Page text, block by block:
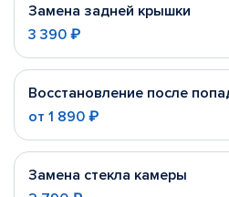
Замена задней крышки
3 390 ₽
Восстановление после
от 1 890 ₽
Замена стекла камеры